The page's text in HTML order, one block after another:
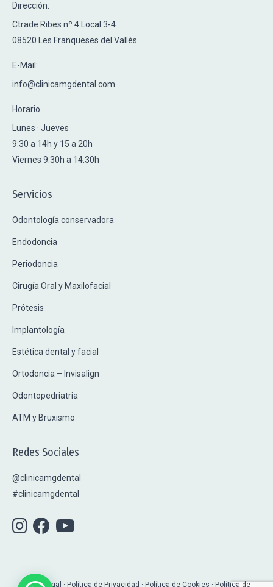
Dirección:
Ctrade Ribes nº 4 Local 3-4
08520 Les Franqueses del Vallès
E-Mail:
info@clinicamgdental.com
Horario
Lunes · Jueves
9:30 a 14h y 15 a 20h
Viernes 9:30h a 14:30h
Servicios
Odontología conservadora
Endodoncia
Periodoncia
Cirugía Oral y Maxilofacial
Prótesis
Implantología
Estética dental y facial
Ortodoncia – Invisalign
Odontopedriatria
ATM y Bruxismo
Redes Sociales
@clinicamgdental
#clinicamgdental
Aviso Legal · Política de Privacidad · Política de Cookies · Política de